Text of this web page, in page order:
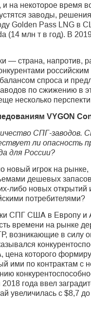
и на некоторое
заводы,
Golden Pass LNG
(14 млн т в год). В
— страна, напротив,
спроса и
по сжижению в
несколько
VYGON
СПГ-заводов.
ли опасность
для России?
игрок на рынке,
дешевых запасов:
новых
потребителями?
СПГ США в Европу и
времени на рынке
возникающие в силу
которого
ими по контрактам с
года ввел
увеличилась с $8,7